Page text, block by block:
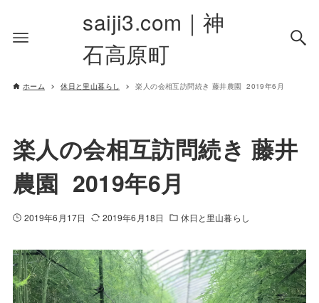
saiji3.com｜神
石高原町
ホーム 休日と里山暮らし 楽人の会相互訪問続き 藤井農園 2019年6月
楽人の会相互訪問続き 藤井
農園 2019年6月
2019年6月17日 2019年6月18日 休日と里山暮らし